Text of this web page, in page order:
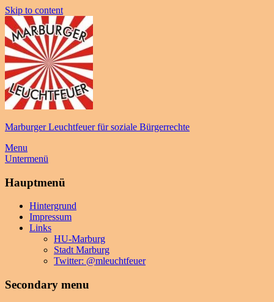
Skip to content
Marburger Leuchtfeuer für soziale Bürgerrechte
Menu
Untermenü
Hauptmenü
Hintergrund
Impressum
Links
HU-Marburg
Stadt Marburg
Twitter: @mleuchtfeuer
Secondary menu